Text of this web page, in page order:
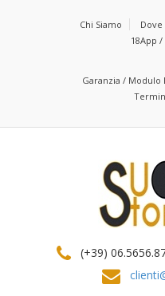
Chi Siamo Dove
18App
Garanzia / Modulo
(+39)